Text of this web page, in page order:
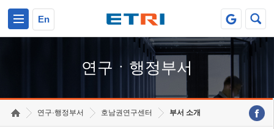
En
연구ㆍ행정부서
연구·행정부서 호남권연구센터 부서 소개